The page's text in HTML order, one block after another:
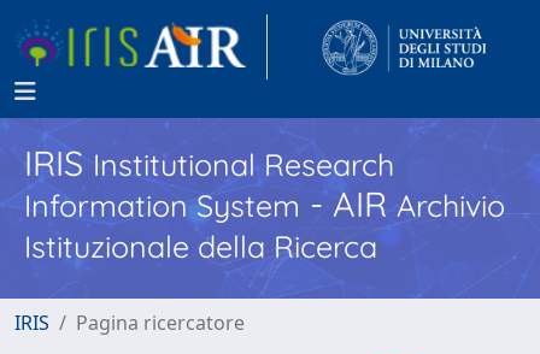
IRISInstitutional Research
Information System - AIR Archivio
Istituzionale della Ricerca
IRIS Pagina ricercatore